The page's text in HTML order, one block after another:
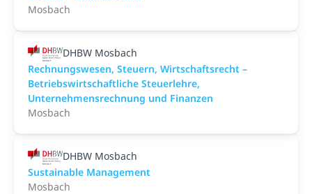
Mosbach
DHBW Mosbach
Rechnungswesen, Steuern, Wirtschaftsrecht –
Betriebswirtschaftliche Steuerlehre,
Unternehmensrechnung und Finanzen
Mosbach
DHBW Mosbach
Sustainable Management
Mosbach